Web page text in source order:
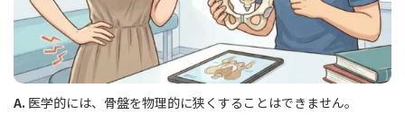
A. 医学的には、骨盤を物理的に狭くすることはできません。